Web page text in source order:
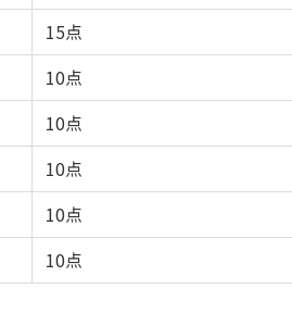
15点
10点
10点
10点
10点
10点